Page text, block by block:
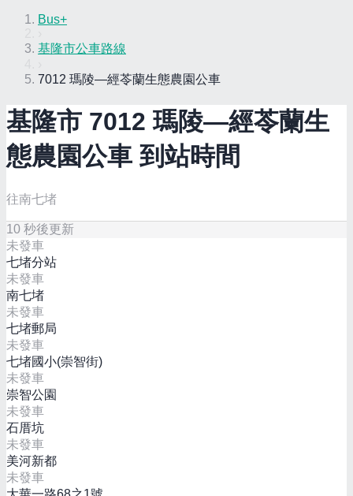
Bus+
基隆市公車路線
7012 瑪陵—經苓蘭生態農園公車
基隆市 7012 瑪陵—經苓蘭生
態農園公車 到站時間
往南七堵
10 秒後更新
未發車
七堵分站
未發車
南七堵
未發車
七堵郵局
未發車
七堵國小(崇智街)
未發車
崇智公園
未發車
石厝坑
未發車
美河新都
未發車